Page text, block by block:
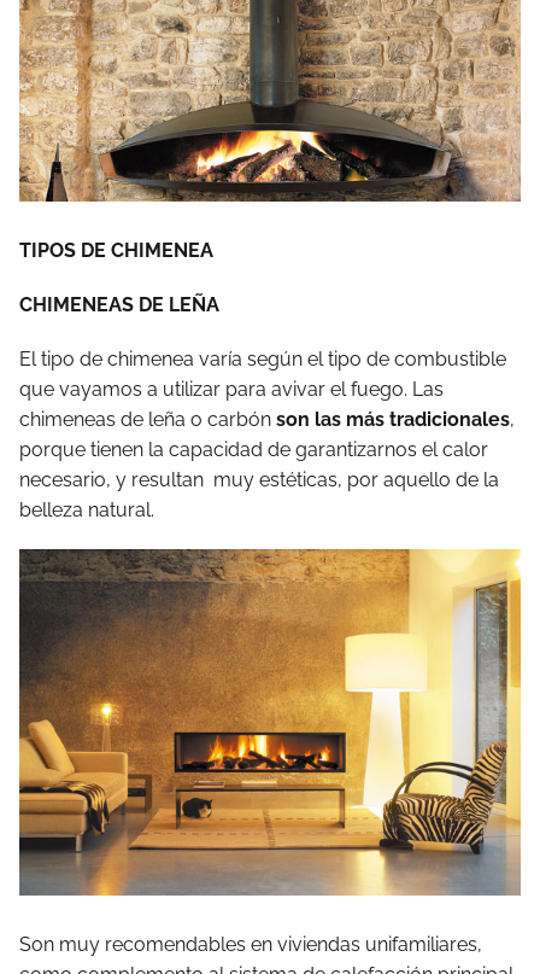
TIPOS DE CHIMENEA
CHIMENEAS DE LEÑA
El tipo de chimenea varía según el tipo de combustible
que vayamos a utilizar para avivar el fuego. Las
chimeneas de leña o carbón son las más tradicionales,
porque tienen la capacidad de garantizarnos el calor
necesario, y resultan muy estéticas, por aquello de la
belleza natural.
Son muy recomendables en viviendas unifamiliares,